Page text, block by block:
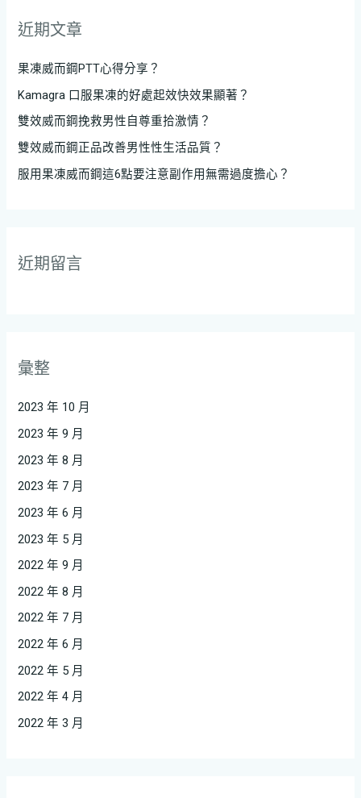
近期文章
果凍威而鋼PTT心得分享？
Kamagra 口服果凍的好處起效快效果顯著？
雙效威而鋼挽救男性自尊重拾激情？
雙效威而鋼正品改善男性性生活品質？
服用果凍威而鋼這6點要注意副作用無需過度擔心？
近期留言
彙整
2023 年 10 月
2023 年 9 月
2023 年 8 月
2023 年 7 月
2023 年 6 月
2023 年 5 月
2022 年 9 月
2022 年 8 月
2022 年 7 月
2022 年 6 月
2022 年 5 月
2022 年 4 月
2022 年 3 月